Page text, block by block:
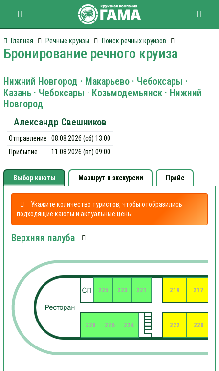
Главная Речные круизы Поиск речных круизов
Бронирование речного круиза
Нижний Новгород · Макарьево · Чебоксары ·
Казань · Чебоксары · Козьмодемьянск · Нижний
Новгород
Александр Свешников
Отправление
08.08.2026 (сб) 13:00
Прибытие
11.08.2026 (вт) 09:00
Выбор каюты Маршрут и экскурсии Прайс
Укажите количество туристов, чтобы отобразились
подходящие каюты и актуальные цены
Верхняя палуба
217
219
220
221
222
223
224
225
226
228